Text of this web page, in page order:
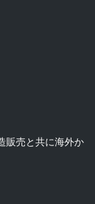
販売と共に海外か